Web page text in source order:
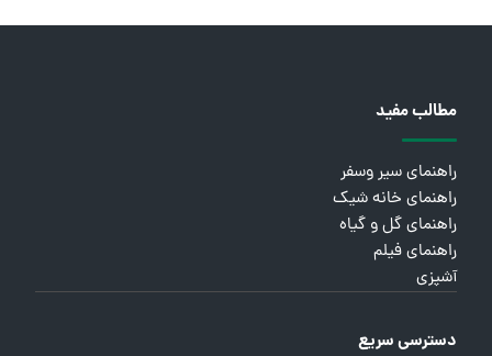
مطالب مفید
راهنمای سیر وسفر
راهنمای خانه شیک
راهنمای گل و گیاه
راهنمای فیلم
آشپزی
دسترسی سریع